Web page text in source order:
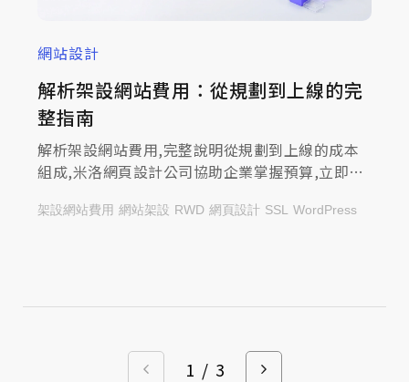
網站設計
解析架設網站費用：從規劃到上線的完
整指南
解析架設網站費用,完整說明從規劃到上線的成本
組成,米洛網頁設計公司協助企業掌握預算,立即免
架設網站費用 網站架設 RWD 網頁設計 SSL WordPress
1 / 3